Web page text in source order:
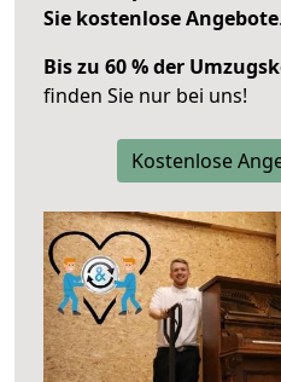
Sie kostenlose Angebote.
Bis zu 60 % der
finden Sie nur bei uns!
Kostenlose